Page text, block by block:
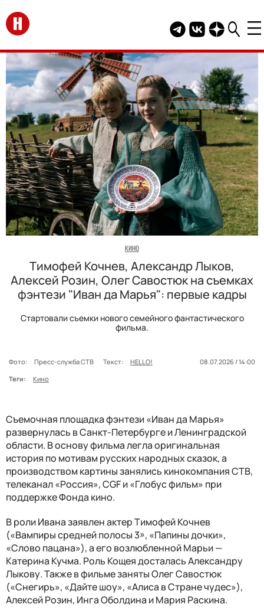
Перейти на главную
Telegram канал
Группа HELLO
Канал
КИНО
Тимофей Кочнев, Александр Лыков,
Алексей Розин, Олег Савостюк на съемках
фэнтези "Иван да Марья": первые кадры
Стартовали съемки нового семейного фантастического
фильма.
Фото: Пресс-служба СТВ Текст: HELLO!
08.07.2026 / 14:00
Теги:
Кино
Съемочная площадка фэнтези «Иван да Марья»
развернулась в Санкт-Петербурге и Ленинградской
области. В основу фильма легла оригинальная
история по мотивам русских народных сказок, а
производством картины занялись кинокомпания СТВ,
телеканал «Россия», CGF и «Глобус фильм» при
поддержке Фонда кино.
В роли Ивана заявлен актер Тимофей Кочнев
(«Вампиры средней полосы 3», «Папины дочки»,
«Слово пацана»), а его возлюбленной Марьи —
Катерина Кучма. Роль Кощея досталась Александру
Лыкову. Также в фильме заняты Олег Савостюк
(«Снегирь», «Дайте шоу», «Алиса в Стране чудес»),
Алексей Розин, Инга Оболдина и Мария Раскина.